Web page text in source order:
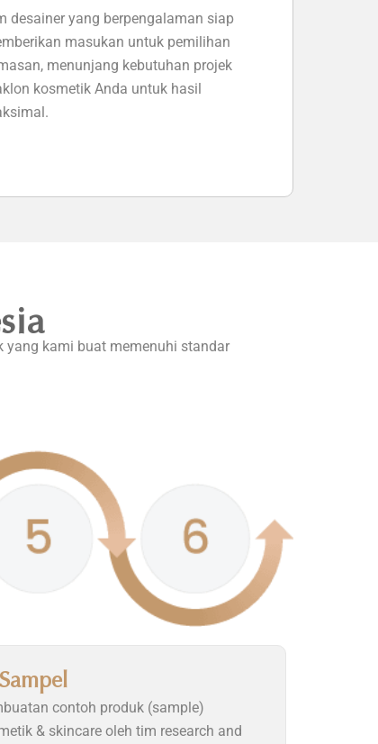
desainer yang berpengalaman siap
masukan untuk pemilihan
menunjang kebutuhan projek
kosmetik Anda untuk hasil
yang kami buat memenuhi standar
contoh produk (sample)
& skincare oleh tim research and